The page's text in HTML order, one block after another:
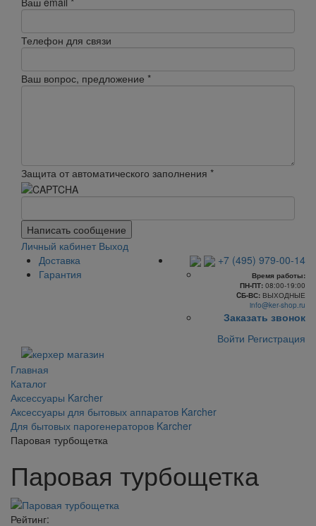
Телефон для связи
Ваш вопрос, предложение *
Защита от автоматического заполнения *
Написать сообщение
Личный кабинет Выход
Доставка
Гарантия
+7 (495) 979-00-14
Время работы:
ПН-ПТ:08:00-19:00
CБ-ВС:ВЫХОДНЫЕ
info@ker-shop.ru
Заказать звонок
Войти Регистрация
Главная
Каталог
Аксессуары Karcher
Аксессуары для бытовых аппаратов Karcher
Для бытовых парогенераторов Karcher
Паровая турбощетка
Паровая турбощетка
Рейтинг: